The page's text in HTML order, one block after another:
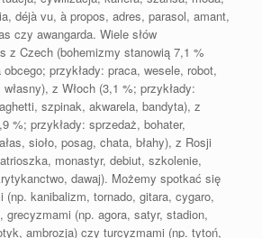
déjà vu, à propos, adres, parasol, amant,
czy awangarda. Wiele słów
z Czech (bohemizmy stanowią 7,1 %
przykłady: praca, wesele, robot,
własny), z Włoch (3,1 %; przykłady:
szpinak, akwarela, bandyta), z
%; przykłady: sprzedaż, bohater,
sioło, posag, chata, błahy), z Rosji
monastyr, debiut, szkolenie,
dawaj). Możemy spotkać się
(np. kanibalizm, tornado, gitara, cygaro,
grecyzmami (np. agora, satyr, stadion,
ambrozja) czy turcyzmami (np. tytoń,